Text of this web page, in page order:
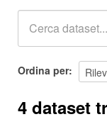
Ordina per
4 dataset